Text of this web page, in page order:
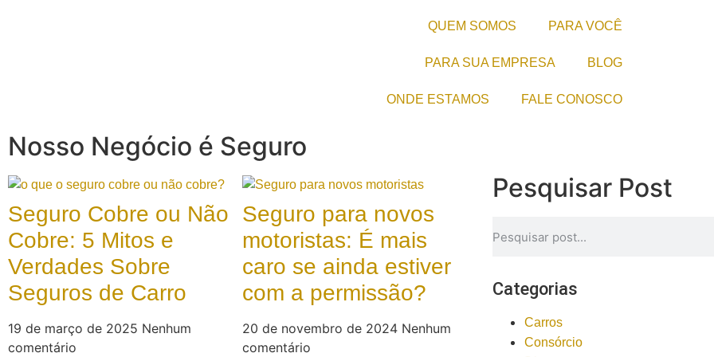
QUEM SOMOS PARA VOCÊ
PARA SUA EMPRESA BLOG
ONDE ESTAMOS FALE CONOSCO
Nosso Negócio é Seguro
Seguro Cobre ou Não
Cobre: 5 Mitos e
Verdades Sobre
Seguros de Carro
19 de março de 2025 Nenhum
comentário
Seguro para novos
motoristas: É mais
caro se ainda estiver
com a permissão?
20 de novembro de 2024 Nenhum
comentário
Pesquisar Post
Categorias
Carros
Consórcio